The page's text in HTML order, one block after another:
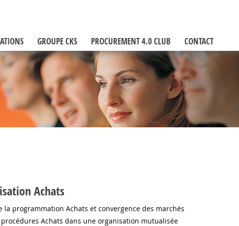
GROUPE CKS PROCUREMENT 4.0 CLUB CONTACT
Achats
la programmation Achats et convergence des marchés
Achats dans une organisation mutualisée